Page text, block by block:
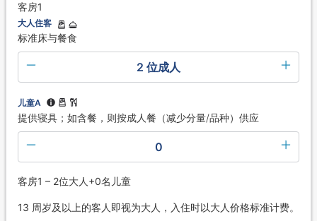
客房1
大人住客
标准床与餐食
2 位成人
儿童A
提供寝具；如含餐，则按成人餐（减少分量/品种）供应
0
客房1 – 2位大人+0名儿童
13 周岁及以上的客人即视为大人，入住时以大人价格标准计费。